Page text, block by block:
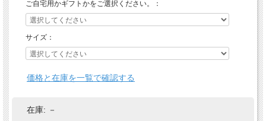
ご自宅用かギフトかをご選択ください。：
サイズ：
価格と在庫を一覧で確認する
在庫: －